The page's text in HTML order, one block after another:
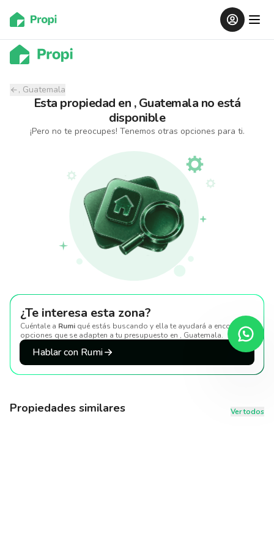
, Guatemala
Esta propiedad en , Guatemala no está
disponible
¡Pero no te preocupes! Tenemos otras opciones para ti.
¿Te interesa esta zona?
Cuéntale a Rumi qué estás buscando y ella te ayudará a encontrar
opciones que se adapten a tu presupuesto en , Guatemala.
Hablar con Rumi
Propiedades similares Ver todos